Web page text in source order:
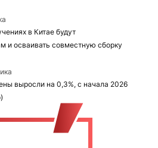
в Китае будут
и осваивать совместную сборку
выросли на 0,3%, с начала 2026